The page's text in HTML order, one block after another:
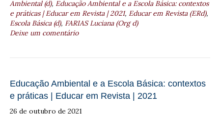
Ambiental (d), Educação Ambiental e a Escola Básica: contextos
e práticas | Educar em Revista | 2021, Educar em Revista (ERd),
Escola Básica (d), FARIAS Luciana (Org d)
Deixe um comentário
Educação Ambiental e a Escola Básica: contextos
e práticas | Educar em Revista | 2021
26 de outubro de 2021